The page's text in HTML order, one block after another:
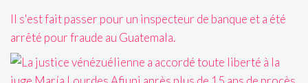
Il s'est fait passer pour un inspecteur de banque et a été
arrêté pour fraude au Guatemala.